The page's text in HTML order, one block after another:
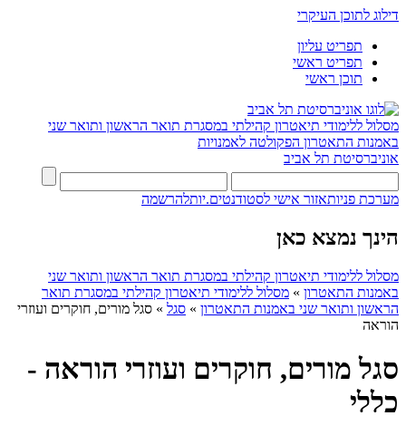
דילוג לתוכן העיקרי
תפריט עליון
תפריט ראשי
תוכן ראשי
מסלול ללימודי תיאטרון קהילתי במסגרת תואר הראשון ותואר שני
באמנות התאטרון הפקולטה לאמנויות
אוניברסיטת תל אביב
מערכת פניותאזור אישי לסטודנטים.יותלהרשמה
הינך נמצא כאן
מסלול ללימודי תיאטרון קהילתי במסגרת תואר הראשון ותואר שני
באמנות התאטרון » מסלול ללימודי תיאטרון קהילתי במסגרת תואר
הראשון ותואר שני באמנות התאטרון » סגל » סגל מורים, חוקרים ועוזרי
הוראה
סגל מורים, חוקרים ועוזרי הוראה -
כללי